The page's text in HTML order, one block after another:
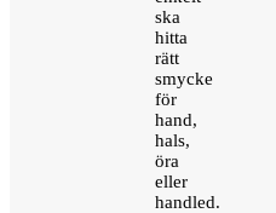
ska
hitta
rätt
smycke
för
hand,
hals,
öra
eller
handled.